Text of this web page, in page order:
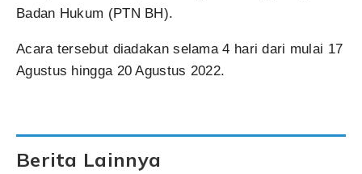
Badan Hukum (PTN BH).
Acara tersebut diadakan selama 4 hari dari mulai 17
Agustus hingga 20 Agustus 2022.
Berita Lainnya